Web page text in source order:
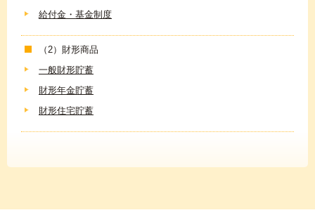
給付金・基金制度
（2）財形商品
一般財形貯蓄
財形年金貯蓄
財形住宅貯蓄